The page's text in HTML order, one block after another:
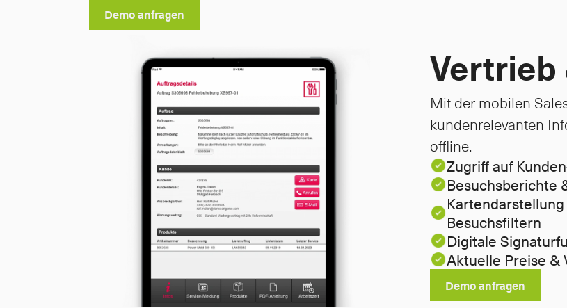
Demo anfragen
Mit der mobilen
kundenrelevanten
offline.
Zugriff auf
Besuchsberichte
Besuchsfiltern
Digitale
Aktuelle Preise &
Demo anfragen